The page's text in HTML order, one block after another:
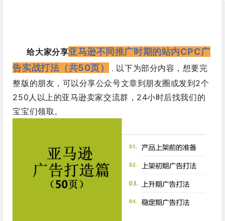
给大家分享亚马逊不同推广时期的站内CPC广
告实战打法（共50页）
， 以下为部分内容，想要完
整版的朋友，可以分享公众号文章到朋友圈或发到2个
250人以上的亚马逊卖家交流群，24小时后找我们的
宝宝们领取。